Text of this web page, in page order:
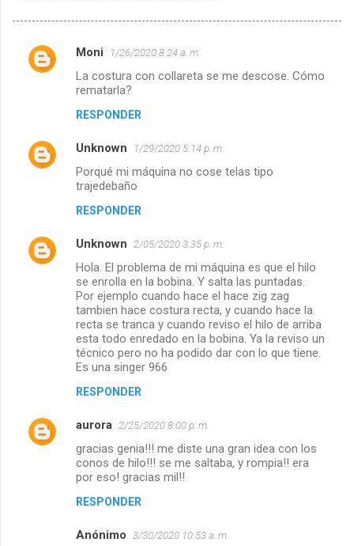
C
n
o
Moni 1/26/2020 8:24 a. m.
La costura con collareta se me descose. Cómo
rematarla?
RESPONDER
Unknown 1/29/2020 5:14 p. m.
Porqué mi máquina no cose telas tipo
trajedebaño
RESPONDER
Unknown 2/05/2020 3:35 p. m.
Hola. El problema de mi máquina es que el hilo
se enrolla en la bobina. Y salta las puntadas.
Por ejemplo cuando hace el hace zig zag
tambien hace costura recta, y cuando hace la
recta se tranca y cuando reviso el hilo de arriba
esta todo enredado en la bobina. Ya la reviso un
técnico pero no ha podido dar con lo que tiene.
Es una singer 966
RESPONDER
aurora 2/25/2020 8:00 p. m.
gracias genia!!! me diste una gran idea con los
conos de hilo!!! se me saltaba, y rompia!! era
por eso! gracias mil!!
RESPONDER
Anónimo 3/30/2020 10:53 a. m.